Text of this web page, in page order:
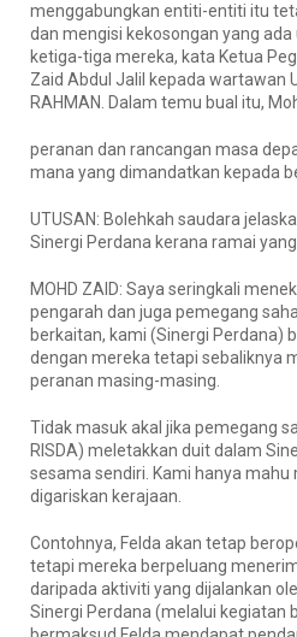
menggabungkan entiti-entiti itu
dan mengisi kekosongan yang
ketiga-tiga mereka, kata Ketua
Zaid Abdul Jalil kepada wartawan
RAHMAN. Dalam temu bual itu,
peranan dan rancangan masa
mana yang dimandatkan kepada
UTUSAN: Bolehkah saudara
Sinergi Perdana kerana ramai
MOHD ZAID: Saya seringkali
pengarah dan juga pemegang
berkaitan, kami (Sinergi Perdana)
dengan mereka tetapi sebaliknya
peranan masing-masing.
Tidak masuk akal jika pemegang
RISDA) meletakkan duit dalam
sesama sendiri. Kami hanya
digariskan kerajaan.
Contohnya, Felda akan tetap
tetapi mereka berpeluang
daripada aktiviti yang dijalankan
Sinergi Perdana (melalui kegiatan